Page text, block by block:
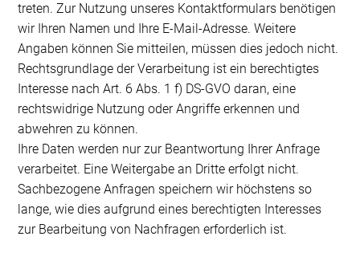
treten. Zur Nutzung unseres Kontaktformulars benötigen
wir Ihren Namen und Ihre E-Mail-Adresse. Weitere
Angaben können Sie mitteilen, müssen dies jedoch nicht.
Rechtsgrundlage der Verarbeitung ist ein berechtigtes
Interesse nach Art. 6 Abs. 1 f) DS-GVO daran, eine
rechtswidrige Nutzung oder Angriffe erkennen und
abwehren zu können.
Ihre Daten werden nur zur Beantwortung Ihrer Anfrage
verarbeitet. Eine Weitergabe an Dritte erfolgt nicht.
Sachbezogene Anfragen speichern wir höchstens so
lange, wie dies aufgrund eines berechtigten Interesses
zur Bearbeitung von Nachfragen erforderlich ist.